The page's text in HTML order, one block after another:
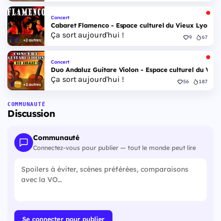
+2 autres
Concert
Cabaret Flamenco - Espace culturel du Vieux Lyon -
Ça sort aujourd'hui ! 9 67
+2 autres
Concert
Duo Andaluz Guitare Violon - Espace culturel du
Ça sort aujourd'hui ! 56 187
COMMUNAUTÉ
Discussion
Communauté
Connectez-vous pour publier — tout le monde peut lire
Se connecter pour publier